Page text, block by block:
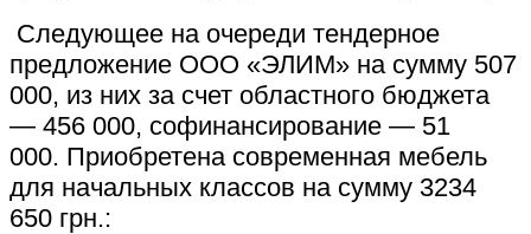
Следующее на очереди тендерное
предложение ООО «ЭЛИМ» на сумму 507
000, из них за счет областного бюджета
— 456 000, софинансирование — 51
000. Приобретена современная мебель
для начальных классов на сумму 3234
650 грн.: